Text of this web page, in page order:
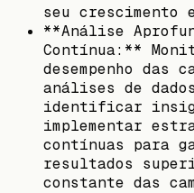
seu crescimento
**Análise
Contínua:**
desempenho das
análises de
identificar
implementar
contínuas para
resultados
constante das